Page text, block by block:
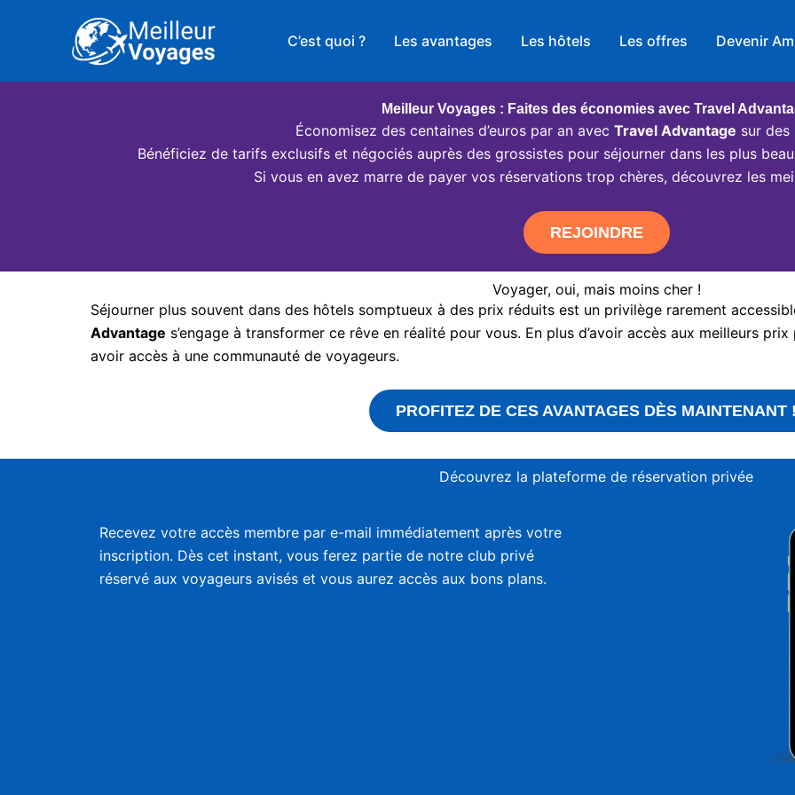
C’est quoi ? Les avantages Les hôtels Les offres Devenir
Meilleur Voyages : Faites des économies avec Travel
Économisez des centaines d’euros par an avec Travel Advantage sur des
Bénéficiez de tarifs exclusifs et négociés auprès des grossistes pour séjourner dans les plus
Si vous en avez marre de payer vos réservations trop chères, découvrez les
REJOINDRE
Voyager, oui, mais moins cher !
Séjourner plus souvent dans des hôtels somptueux à des prix réduits est un privilège rarement
Advantage s’engage à transformer ce rêve en réalité pour vous. En plus d’avoir accès aux meilleurs
avoir accès à une communauté de voyageurs.
PROFITEZ DE CES AVANTAGES DÈS MAINTENANT
Découvrez la plateforme de réservation privée
Recevez votre accès membre par e-mail immédiatement après votre
inscription. Dès cet instant, vous ferez partie de notre club privé
réservé aux voyageurs avisés et vous aurez accès aux bons plans.